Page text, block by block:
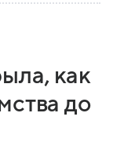
как
до